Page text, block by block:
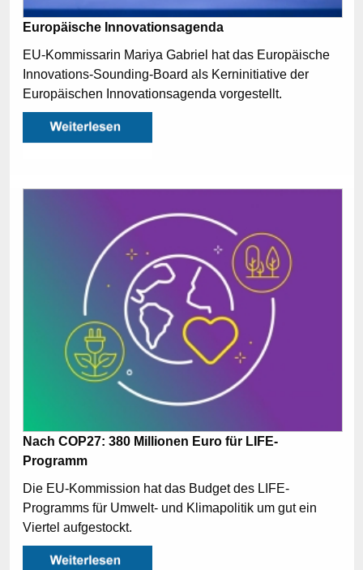
Europäische Innovationsagenda
EU-Kommissarin Mariya Gabriel hat das Europäische
Innovations-Sounding-Board als Kerninitiative der
Europäischen Innovationsagenda vorgestellt.
Nach COP27: 380 Millionen Euro für LIFE-
Programm
Die EU-Kommission hat das Budget des LIFE-
Programms für Umwelt- und Klimapolitik um gut ein
Viertel aufgestockt.